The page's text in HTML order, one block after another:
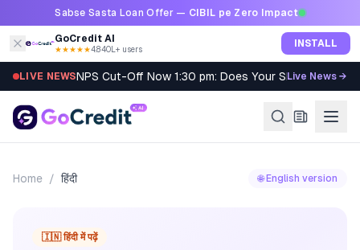
Skip to contentSabse Sasta Loan Offer — CIBIL pe Zero Impact
GoCredit AI
★★★★★4.8·40L+ users INSTALL
LIVE NEWSNPS Cut-Off Now 1:30 pm: Does Your SIP Qualify?
Live News →
Home / हिंदी 🌐 English version
🇮🇳 हिंदी में पढ़ें